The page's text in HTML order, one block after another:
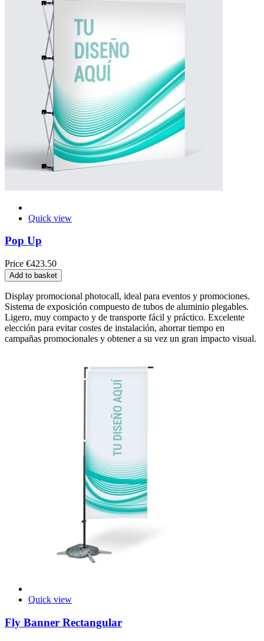
Quick view
Pop Up
Price €423.50
Add to basket
Display promocional photocall, ideal para eventos y promociones.
Sistema de exposición compuesto de tubos de aluminio plegables.
Ligero, muy compacto y de transporte fácil y práctico. Excelente
elección para evitar costes de instalación, ahorrar tiempo en
campañas promocionales y obtener a su vez un gran impacto visual.
Quick view
Fly Banner Rectangular